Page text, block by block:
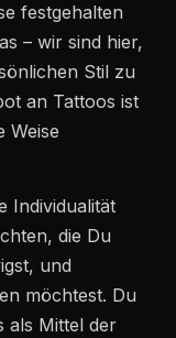
festgehalten
– wir sind hier,
Stil zu
an Tattoos ist
Weise
Individualität
die Du
und
möchtest. Du
als Mittel der